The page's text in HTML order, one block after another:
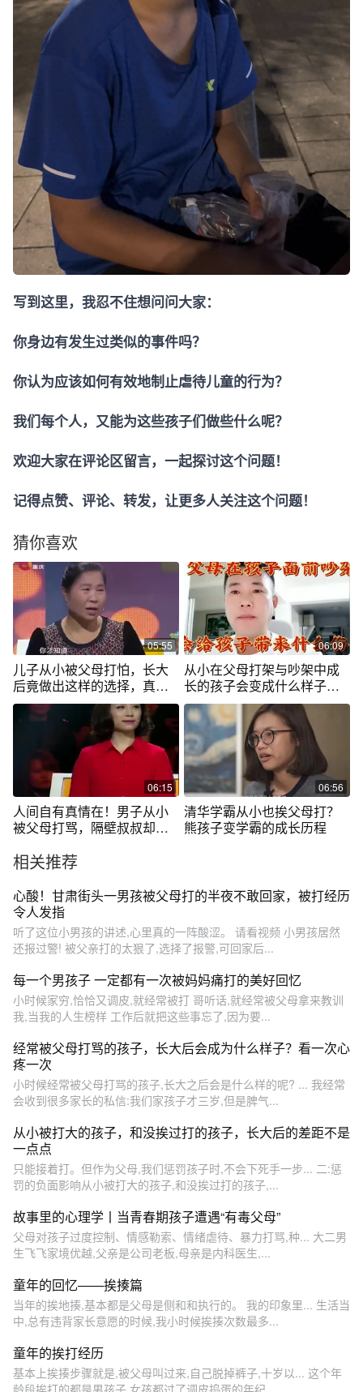
写到这里，我忍不住想问问大家：
你身边有发生过类似的事件吗？
你认为应该如何有效地制止虐待儿童的行为？
我们每个人，又能为这些孩子们做些什么呢？
欢迎大家在评论区留言，一起探讨这个问题！
记得点赞、评论、转发，让更多人关注这个问题！
猜你喜欢
05:55
儿子从小被父母打怕，长大
后竟做出这样的选择，真是
太有想法了！
06:09
从小在父母打架与吵架中成
长的孩子会变成什么样子，
一起来听听吧
06:15
人间自有真情在！男子从小
被父母打骂，隔壁叔叔却把
06:56
清华学霸从小也挨父母打？
熊孩子变学霸的成长历程
相关推荐
心酸！甘肃街头一男孩被父母打的半夜不敢回家，被打经历
令人发指
听了这位小男孩的讲述,心里真的一阵酸涩。 请看视频 小男孩居然
还报过警! 被父亲打的太狠了,选择了报警,可回家后...
每一个男孩子 一定都有一次被妈妈痛打的美好回忆
小时候家穷,恰恰又调皮,就经常被打 哥听话,就经常被父母拿来教训
我,当我的人生榜样 工作后就把这些事忘了,因为要...
经常被父母打骂的孩子，长大后会成为什么样子？看一次心
疼一次
小时候经常被父母打骂的孩子,长大之后会是什么样的呢? ... 我经常
会收到很多家长的私信:我们家孩子才三岁,但是脾气...
从小被打大的孩子，和没挨过打的孩子，长大后的差距不是
一点点
只能接着打。但作为父母,我们惩罚孩子时,不会下死手一步... 二:惩
罚的负面影响从小被打大的孩子,和没挨过打的孩子,...
故事里的心理学丨当青春期孩子遭遇“有毒父母”
父母对孩子过度控制、情感勒索、情绪虐待、暴力打骂,种... 大二男
生飞飞家境优越,父亲是公司老板,母亲是内科医生,...
童年的回忆——挨揍篇
当年的挨地揍,基本都是父母是侧和和执行的。 我的印象里... 生活当
中,总有违背家长意愿的时候,我小时候挨揍次数最多...
童年的挨打经历
基本上挨揍步骤就是,被父母叫过来,自己脱掉裤子,十岁以... 这个年